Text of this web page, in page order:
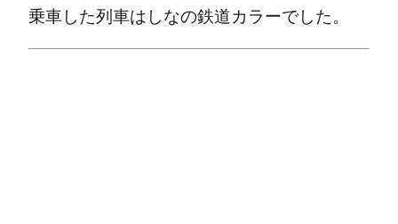
乗車した列車はしなの鉄道カラーでした。